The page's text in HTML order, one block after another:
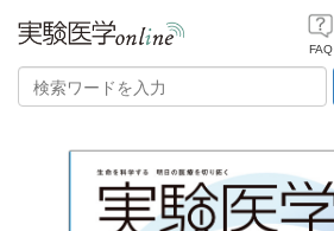
FAQ